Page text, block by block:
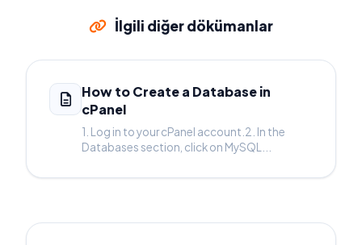
İlgili diğer dökümanlar
How to Create a Database in
cPanel
1. Log in to your cPanel account.2. In the
Databases section, click on MySQL...